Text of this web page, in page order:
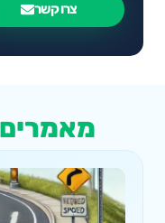
צרו קשר
מאמרים